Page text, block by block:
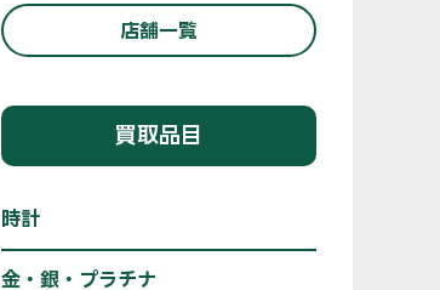
店舗一覧
買取品目
時計
金・銀・プラチナ